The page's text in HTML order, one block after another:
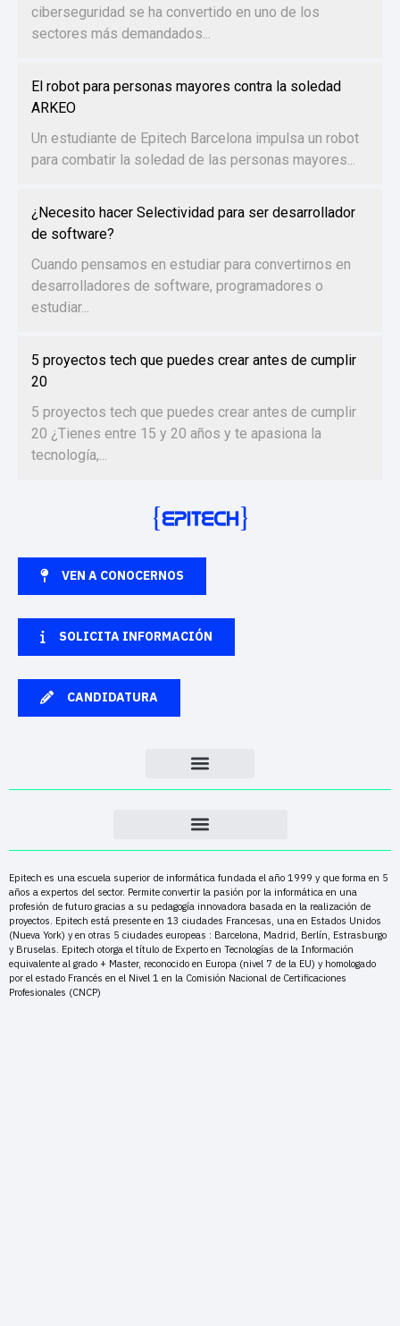
ciberseguridad se ha convertido en uno de los
sectores más demandados...
El robot para personas mayores contra la soledad
ARKEO
Un estudiante de Epitech Barcelona impulsa un robot
para combatir la soledad de las personas mayores...
¿Necesito hacer Selectividad para ser desarrollador
de software?
Cuando pensamos en estudiar para convertirnos en
desarrolladores de software, programadores o
estudiar...
5 proyectos tech que puedes crear antes de cumplir
20
5 proyectos tech que puedes crear antes de cumplir
20 ¿Tienes entre 15 y 20 años y te apasiona la
tecnología,...
VEN A CONOCERNOS
SOLICITA INFORMACIÓN
CANDIDATURA
Epitech es una escuela superior de informática fundada el año 1999 y que forma en 5
años a expertos del sector. Permite convertir la pasión por la informática en una
profesión de futuro gracias a su pedagogía innovadora basada en la realización de
proyectos. Epitech está presente en 13 ciudades Francesas, una en Estados Unidos
(Nueva York) y en otras 5 ciudades europeas : Barcelona, Madrid, Berlín, Estrasburgo
y Bruselas. Epitech otorga el título de Experto en Tecnologías de la Información
equivalente al grado + Master, reconocido en Europa (nivel 7 de la EU) y homologado
por el estado Francés en el Nivel 1 en la Comisión Nacional de Certificaciones
Profesionales (CNCP)